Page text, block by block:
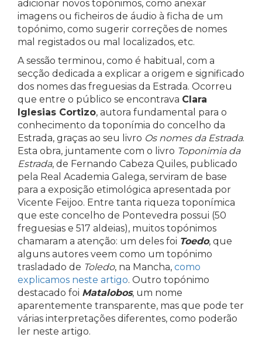
adicionar novos topónimos, como anexar
imagens ou ficheiros de áudio à ficha de um
topónimo, como sugerir correções de nomes
mal registados ou mal localizados, etc.
A sessão terminou, como é habitual, com a
secção dedicada a explicar a origem e significado
dos nomes das freguesias da Estrada. Ocorreu
que entre o público se encontrava Clara
Iglesias Cortizo, autora fundamental para o
conhecimento da toponímia do concelho da
Estrada, graças ao seu livro Os nomes da Estrada.
Esta obra, juntamente com o livro Toponimia da
Estrada, de Fernando Cabeza Quiles, publicado
pela Real Academia Galega, serviram de base
para a exposição etimológica apresentada por
Vicente Feijoo. Entre tanta riqueza toponímica
que este concelho de Pontevedra possui (50
freguesias e 517 aldeias), muitos topónimos
chamaram a atenção: um deles foi Toedo, que
alguns autores veem como um topónimo
trasladado de Toledo, na Mancha, como
explicamos neste artigo. Outro topónimo
destacado foi Matalobos, um nome
aparentemente transparente, mas que pode ter
várias interpretações diferentes, como poderão
ler neste artigo.